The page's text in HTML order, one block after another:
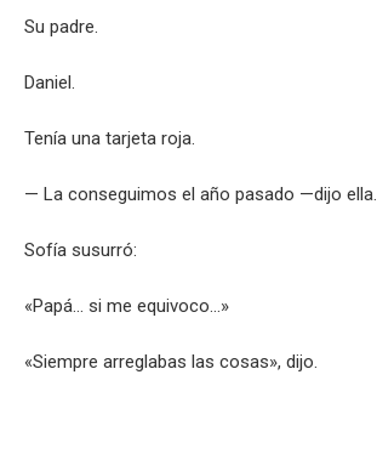
Su padre.
Daniel.
Tenía una tarjeta roja.
— La conseguimos el año pasado —dijo ella.
Sofía susurró:
«Papá… si me equivoco…»
«Siempre arreglabas las cosas», dijo.